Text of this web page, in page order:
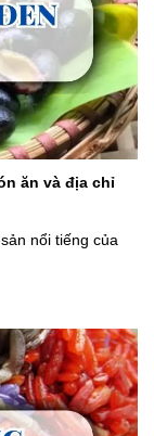
ăn và địa chỉ
nổi tiếng của